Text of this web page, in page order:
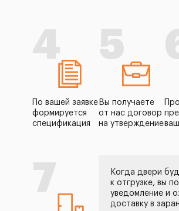
4
По вашей заявке
формируется
спецификация
5
Вы получаете
от нас договор
на утверждение
7
Когда двери
к отгрузке, вы
уведомление и
доставку в